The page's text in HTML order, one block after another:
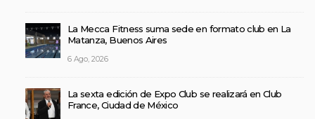
La Mecca Fitness suma sede en formato club en La
Matanza, Buenos Aires
6 Ago, 2026
La sexta edición de Expo Club se realizará en Club
France, Ciudad de México